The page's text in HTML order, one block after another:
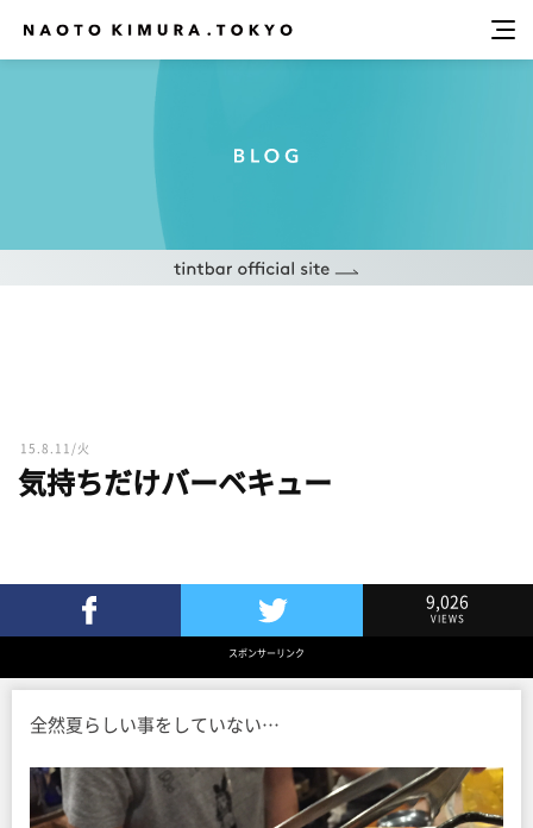
15.8.11/火
気持ちだけバーベキュー
Twitterでツイート
9,026
VIEWS
スポンサーリンク
全然夏らしい事をしていない…